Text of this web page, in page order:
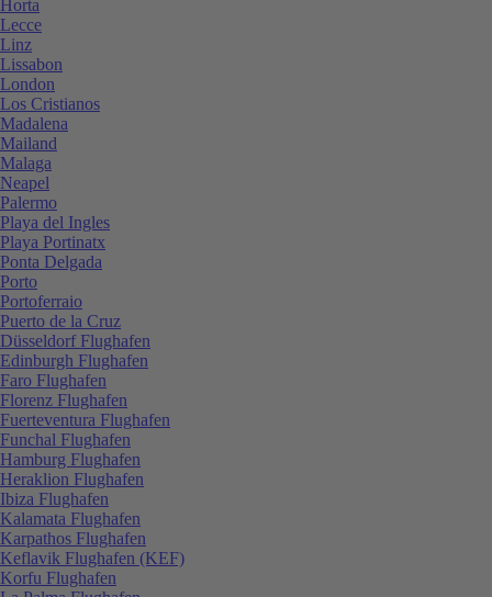
Horta
Lecce
Linz
Lissabon
London
Los Cristianos
Madalena
Mailand
Malaga
Neapel
Palermo
Playa del Ingles
Playa Portinatx
Ponta Delgada
Porto
Portoferraio
Puerto de la Cruz
Düsseldorf Flughafen
Edinburgh Flughafen
Faro Flughafen
Florenz Flughafen
Fuerteventura Flughafen
Funchal Flughafen
Hamburg Flughafen
Heraklion Flughafen
Ibiza Flughafen
Kalamata Flughafen
Karpathos Flughafen
Keflavik Flughafen (KEF)
Korfu Flughafen